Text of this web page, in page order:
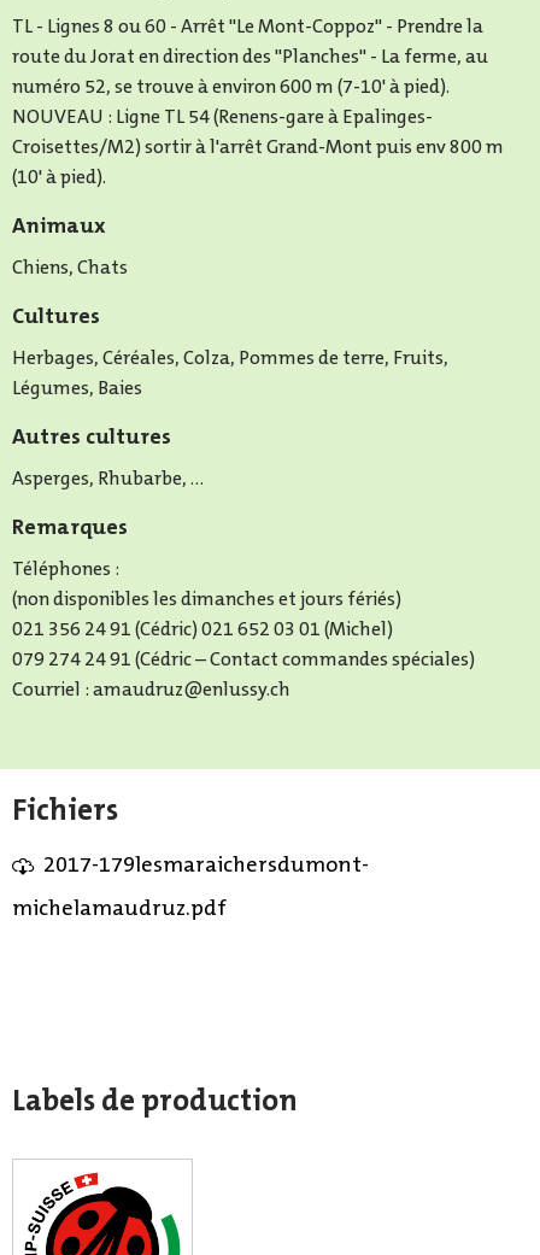
TL - Lignes 8 ou 60 - Arrêt "Le Mont-Coppoz" - Prendre la
route du Jorat en direction des "Planches" - La ferme, au
numéro 52, se trouve à environ 600 m (7-10' à pied).
NOUVEAU : Ligne TL 54 (Renens-gare à Epalinges-
Croisettes/M2) sortir à l'arrêt Grand-Mont puis env 800 m
(10' à pied).
Animaux
Chiens, Chats
Cultures
Herbages, Céréales, Colza, Pommes de terre, Fruits,
Légumes, Baies
Autres cultures
Asperges, Rhubarbe, ...
Remarques
Téléphones :
(non disponibles les dimanches et jours fériés)
021 356 24 91 (Cédric) 021 652 03 01 (Michel)
079 274 24 91 (Cédric – Contact commandes spéciales)
Courriel : amaudruz@enlussy.ch
Fichiers
2017-179lesmaraichersdumont-
michelamaudruz.pdf
Labels de production